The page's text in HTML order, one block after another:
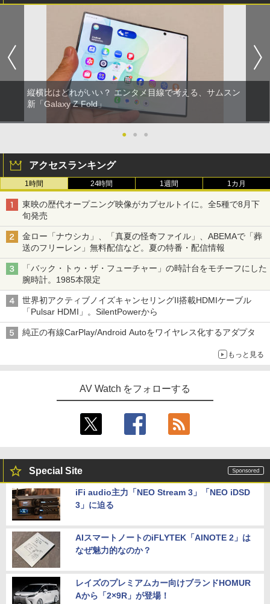
縦横比はどれがいい？ エンタメ目線で考える、サムスン
新「Galaxy Z Fold」
● ● ●
アクセスランキング
1時間 24時間 1週間 1カ月
東映の歴代オープニング映像がカプセルトイに。全5種で8月下
旬発売
金ロー「ナウシカ」、「真夏の怪奇ファイル」、ABEMAで「葬
送のフリーレン」無料配信など。夏の特番・配信情報
「バック・トゥ・ザ・フューチャー」の時計台をモチーフにした
腕時計。1985本限定
世界初アクティブノイズキャンセリングII搭載HDMIケーブル
「Pulsar HDMI」。SilentPowerから
純正の有線CarPlay/Android Autoをワイヤレス化するアダプタ
もっと見る
AV Watch をフォローする
Special Site
iFi audio主力「NEO Stream 3」「NEO iDSD
3」に迫る
AIスマートノートのiFLYTEK「AINOTE 2」は
なぜ魅力的なのか？
レイズのプレミアムカー向けブランドHOMUR
Aから「2×9R」が登場！